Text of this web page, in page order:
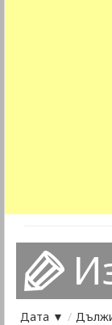
Дата ▼ /